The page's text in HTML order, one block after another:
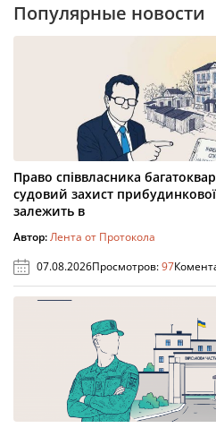
Популярные новости
Право співвласника
судовий захист прибудинкової
залежить в
Автор:Лента от Протокола
07.08.2026Просмотров:97